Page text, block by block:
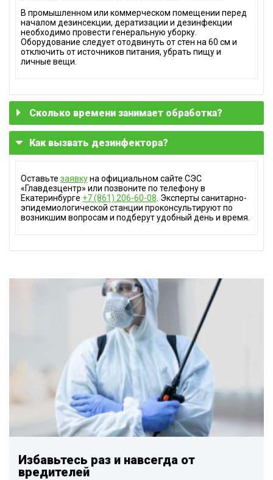
В промышленном или коммерческом помещении перед
началом дезинсекции, дератизации и дезинфекции
необходимо провести генеральную уборку.
Оборудование следует отодвинуть от стен на 60 см и
отключить от источников питания, убрать пищу и
личные вещи.
Сколько времени занимает обработка?
Длительность выполнения работ по дезинфекции,
заражения занимает 2–3 часа. Пользоваться
помещением можно после проветривания и влажной
уборки уже через 2 часа.
Как вызвать дезинфектора?
Оставьте заявкуна официальном сайте СЭС
«Главдезцентр» или позвоните по телефону в
Екатеринбурге +7 (861) 206-60-08 . Эксперты санитарно-
эпидемиологической станции проконсультируют по
возникшим вопросам и подберут удобный день и время.
Избавьтесь раз и навсегда от
вредителей